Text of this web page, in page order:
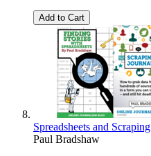
Add to Cart
Spreadsheets and Scraping
Paul Bradshaw